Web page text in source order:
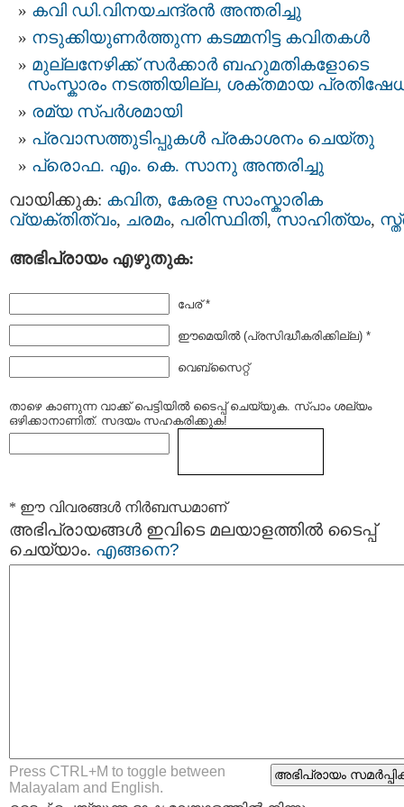
കവി ഡി.വിനയചന്ദ്രന്‍ അന്തരിച്ചു
നടുക്കിയുണര്‍ത്തുന്ന കടമ്മനിട്ട കവിതകള്‍
മുല്ലനേഴിക്ക് സര്‍ക്കാര്‍ ബഹുമതികളോടെ
സംസ്കാരം നടത്തിയില്ല, ശക്തമായ
രമ്യ സ്പര്‍ശമായി
പ്രവാസത്തുടിപ്പുകൾ പ്രകാശനം ചെയ്തു
പ്രൊഫ. എം. കെ. സാനു അന്തരിച്ചു
വായിക്കുക: കവിത, കേരള സാംസ്കാരിക
വ്യക്തിത്വം, ചരമം, പരിസ്ഥിതി, സാഹിത്യം,
അഭിപ്രായം എഴുതുക:
പേര് *
ഈമെയില്‍ (പ്രസിദ്ധീകരിക്കില്ല) *
വെബ്സൈറ്റ്
താഴെ കാണുന്ന വാക്ക് പെട്ടിയില്‍ ടൈപ്പ്‌ ചെയ്യുക. സ്പാം ശല്യം
ഒഴിക്കാനാണിത്. സദയം സഹകരിക്കുക!
* ഈ വിവരങ്ങള്‍ നിര്‍ബന്ധമാണ്
അഭിപ്രായങ്ങള്‍ ഇവിടെ മലയാളത്തില്‍ ടൈപ്പ്
ചെയ്യാം. എങ്ങനെ?
Press CTRL+M to toggle between
Malayalam and English.